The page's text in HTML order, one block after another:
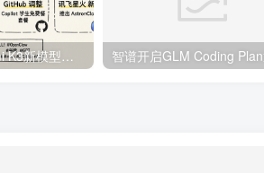
月之暗面预告Kimi K3新模型，Meta新模型推迟发布 | 3月14日AI日报第333期